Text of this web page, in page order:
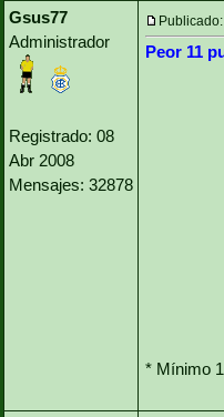
Gsus77
Administrador
Registrado: 08
Abr 2008
Mensajes: 32878
Peor 11
* Mínimo